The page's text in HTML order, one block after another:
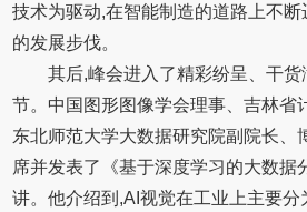
技术为驱动,在智能制造的道路上不
的发展步伐。
其后,峰会进入了精彩纷呈、干
节。中国图形图像学会理事、吉林省
东北师范大学大数据研究院副院长、
席并发表了《基于深度学习的大数据
讲。他介绍到,AI视觉在工业上主要分